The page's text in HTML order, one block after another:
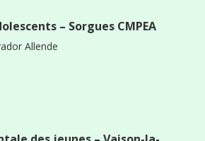
– Sorgues CMPEA
Allende